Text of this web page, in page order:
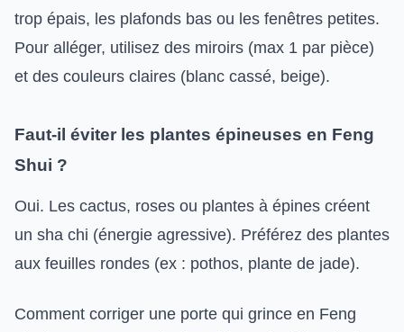
trop épais, les plafonds bas ou les fenêtres petites.
Pour alléger, utilisez des miroirs (max 1 par pièce)
et des couleurs claires (blanc cassé, beige).
Faut-il éviter les plantes épineuses en Feng
Shui ?
Oui. Les cactus, roses ou plantes à épines créent
un sha chi (énergie agressive). Préférez des plantes
aux feuilles rondes (ex : pothos, plante de jade).
Comment corriger une porte qui grince en Feng